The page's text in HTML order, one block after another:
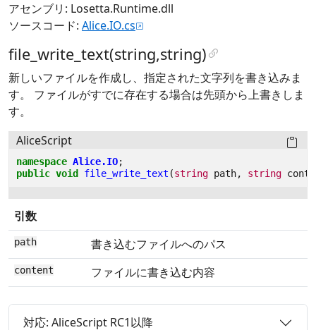
アセンブリ: Losetta.Runtime.dll
ソースコード: Alice.IO.cs
file_write_text(string,string)
新しいファイルを作成し、指定された文字列を書き込みま
す。 ファイルがすでに存在する場合は先頭から上書きしま
す。
AliceScript
namespace Alice.IO;
public void file_write_text (string path, string
引数
path 書き込むファイルへのパス
content ファイルに書き込む内容
対応: AliceScript RC1以降